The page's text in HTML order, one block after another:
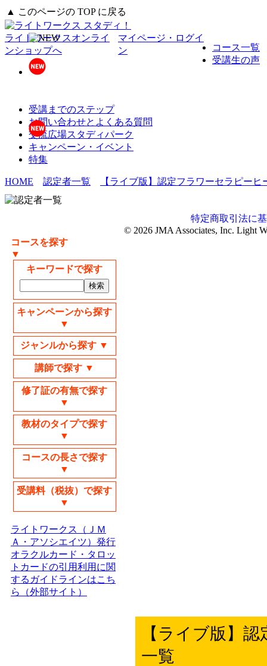
▲ このページの TOP に戻る
ライトワークスオンライ
ンショップへ
マイページ・ログイ
ン
コース一覧
受講生の声
受講までのステップ
お問い合わせとよくある質問
交流広場スタディパーク
キャンペーン・イベント
特集
HOME 認定者一覧 【ライブ版】認定フラワーセラピーヒ
コースを探す
▼
キーワードで探す
キャンペーンから探す
▼
ジャンルから探す ▼
講師で探す ▼
修了証の有無で探す
▼
教材のタイプで探す
▼
コースの長さで探す
▼
受講料（税抜）で探す
▼
ライトワークス（ＪＭ
Ａ・アソシエイツ）発行
オラクルカード・タロッ
トカードの引用利用に関
するガイドラインはこち
ら（外部サイト）
【ライブ版】
一覧
特定商取引法に
© 2026 JMA Associates, Inc. Light